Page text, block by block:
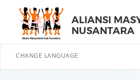
ALIANSI
NUSANTARA
CHANGE LANGUAGE